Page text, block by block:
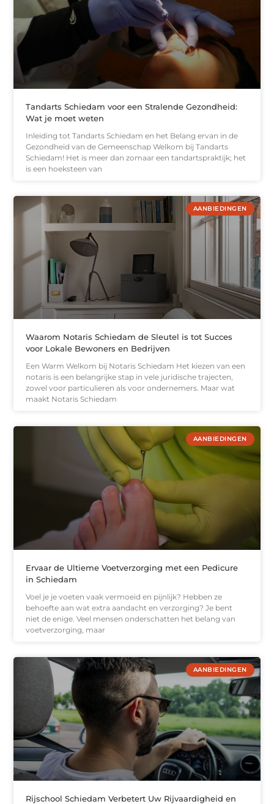
Tandarts Schiedam voor een Stralende Gezondheid:
Wat je moet weten
Inleiding tot Tandarts Schiedam en het Belang ervan in de
Gezondheid van de Gemeenschap Welkom bij Tandarts
Schiedam! Het is meer dan zomaar een tandartspraktijk; het
is een hoeksteen van
AANBIEDINGEN
Waarom Notaris Schiedam de Sleutel is tot Succes
voor Lokale Bewoners en Bedrijven
Een Warm Welkom bij Notaris Schiedam Het kiezen van een
notaris is een belangrijke stap in vele juridische trajecten,
zowel voor particulieren als voor ondernemers. Maar wat
maakt Notaris Schiedam
AANBIEDINGEN
Ervaar de Ultieme Voetverzorging met een Pedicure
in Schiedam
Voel je je voeten vaak vermoeid en pijnlijk? Hebben ze
behoefte aan wat extra aandacht en verzorging? Je bent
niet de enige. Veel mensen onderschatten het belang van
voetverzorging, maar
AANBIEDINGEN
Rijschool Schiedam Verbetert Uw Rijvaardigheid en